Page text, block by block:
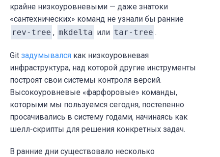
крайне низкоуровневыми — даже знатоки
«сантехнических» команд не узнали бы ранние
rev-tree , mkdelta или tar-tree .
Git задумывался как низкоуровневая
инфраструктура, над которой другие инструменты
построят свои системы контроля версий.
Высокоуровневые «фарфоровые» команды,
которыми мы пользуемся сегодня, постепенно
просачивались в систему годами, начинаясь как
шелл-скрипты для решения конкретных задач.
В ранние дни существовало несколько